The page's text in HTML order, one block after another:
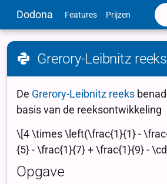
Dodona Features Prijzen
Grerory-Leibnitz reeks